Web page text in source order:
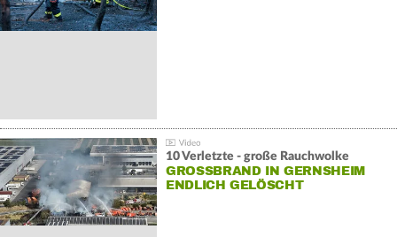
10 Verletzte - große Rauchwolke
GROSSBRAND IN GERNSHEIM E
NDLICH GELÖSCHT